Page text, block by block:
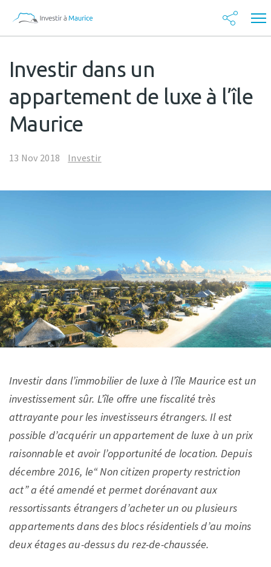
Investir dans un
appartement de luxe à l’île
Maurice
13 Nov 2018 Investir
Investir dans l’immobilier de luxe à l’île Maurice est un
investissement sûr. L’île offre une fiscalité très
attrayante pour les investisseurs étrangers. Il est
possible d’acquérir un appartement de luxe à un prix
raisonnable et avoir l’opportunité de location. Depuis
décembre 2016, le“ Non citizen property restriction
act” a été amendé et permet dorénavant aux
ressortissants étrangers d’acheter un ou plusieurs
appartements dans des blocs résidentiels d’au moins
deux étages au-dessus du rez-de-chaussée.